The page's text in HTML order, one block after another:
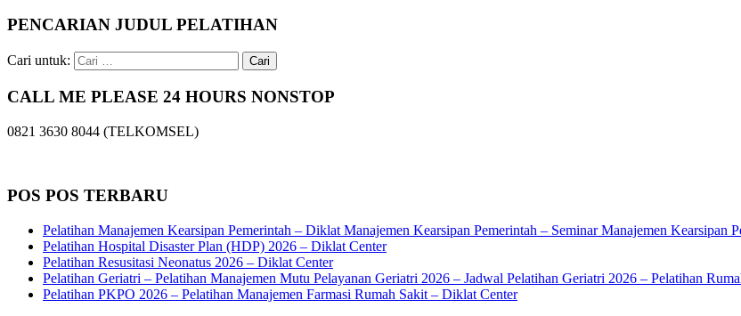
PENCARIAN JUDUL PELATIHAN
Cari untuk:
CALL ME PLEASE 24 HOURS NONSTOP
0821 3630 8044 (TELKOMSEL)
POS POS TERBARU
Pelatihan Manajemen Kearsipan Pemerintah – Diklat Manajemen Kearsipan Pemerintah – Seminar Manajemen Kearsipan
Pelatihan Hospital Disaster Plan (HDP) 2026 – Diklat Center
Pelatihan Resusitasi Neonatus 2026 – Diklat Center
Pelatihan Geriatri – Pelatihan Manajemen Mutu Pelayanan Geriatri 2026 – Jadwal Pelatihan Geriatri 2026 – Pelatihan
Pelatihan PKPO 2026 – Pelatihan Manajemen Farmasi Rumah Sakit – Diklat Center